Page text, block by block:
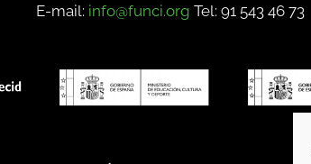
E-mail: info@funci.org Tel: 91 543 46 73